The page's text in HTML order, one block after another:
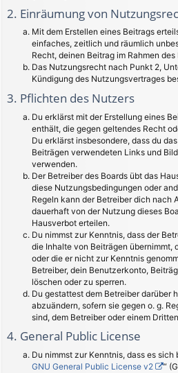
2. Einräumung von
Mit dem Erstellen eines Beitrags
einfaches, zeitlich und räumlich
Recht, deinen Beitrag im Rahmen
Das Nutzungsrecht nach Punkt 2,
Kündigung des Nutzungsvertrages
3. Pflichten des Nutzers
Du erklärst mit der Erstellung eines
enthält, die gegen geltendes Recht
Du erklärst insbesondere, dass du
Beiträgen verwendeten Links und
verwenden.
Der Betreiber des Boards übt das
diese Nutzungsbedingungen oder
Regeln kann der Betreiber dich nach
dauerhaft von der Nutzung dieses
Hausverbot erteilen.
Du nimmst zur Kenntnis, dass der
die Inhalte von Beiträgen übernimmt,
oder die er nicht zur Kenntnis
Betreiber, dein Benutzerkonto,
löschen oder zu sperren.
Du gestattest dem Betreiber darüber
abzuändern, sofern sie gegen o. g.
sind, dem Betreiber oder einem
4. General Public License
Du nimmst zur Kenntnis, dass es sich
GNU General Public License v2
“